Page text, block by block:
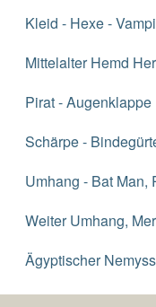
Kleid - Hexe -
Mittelalter Hemd
Pirat - Augenklappe
Schärpe -
Umhang - Bat Man,
Weiter Umhang,
Ägyptischer Nemyss